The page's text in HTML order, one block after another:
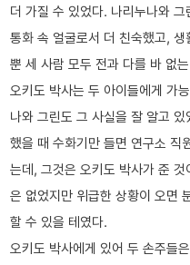
더 가질 수 있었다. 나리누나와
통화 속 얼굴로서 더 친숙했고,
뿐 세 사람 모두 전과 다를 바 없
오키도 박사는 두 아이들에게 가
나와 그린도 그 사실을 잘 알고
했을 때 수화기만 들면 연구소 직
는데, 그것은 오키도 박사가 준
은 없었지만 위급한 상황이 오면
할 수 있을 테였다.
오키도 박사에게 있어 두 손주들